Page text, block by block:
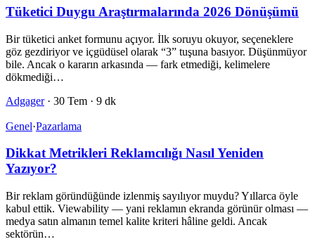
Tüketici Duygu Araştırmalarında 2026 Dönüşümü
Bir tüketici anket formunu açıyor. İlk soruyu okuyor, seçeneklere
göz gezdiriyor ve içgüdüsel olarak “3” tuşuna basıyor. Düşünmüyor
bile. Ancak o kararın arkasında — fark etmediği, kelimelere
dökmediği…
Adgager · 30 Tem · 9 dk
Genel·Pazarlama
Dikkat Metrikleri Reklamcılığı Nasıl Yeniden
Yazıyor?
Bir reklam göründüğünde izlenmiş sayılıyor muydu? Yıllarca öyle
kabul ettik. Viewability — yani reklamın ekranda görünür olması —
medya satın almanın temel kalite kriteri hâline geldi. Ancak
sektörün…